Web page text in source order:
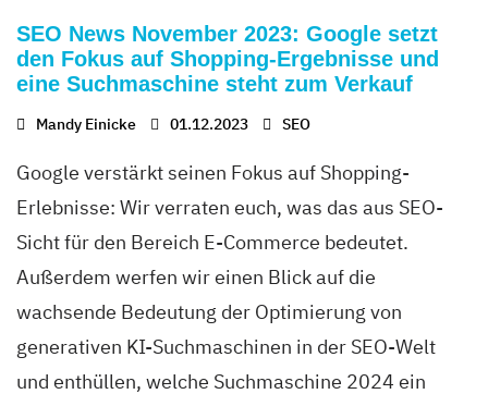
SEO News November 2023: Google setzt
den Fokus auf Shopping-Ergebnisse und
eine Suchmaschine steht zum Verkauf
Mandy Einicke 01.12.2023 SEO
Google verstärkt seinen Fokus auf Shopping-
Erlebnisse: Wir verraten euch, was das aus SEO-
Sicht für den Bereich E-Commerce bedeutet.
Außerdem werfen wir einen Blick auf die
wachsende Bedeutung der Optimierung von
generativen KI-Suchmaschinen in der SEO-Welt
und enthüllen, welche Suchmaschine 2024 ein